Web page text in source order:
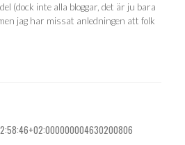
(dock inte alla bloggar, det är ju bara
jag har missat anledningen att folk